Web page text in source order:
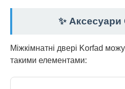
✨ Аксесуари
Міжкімнатні двері Korfad
такими елементами: